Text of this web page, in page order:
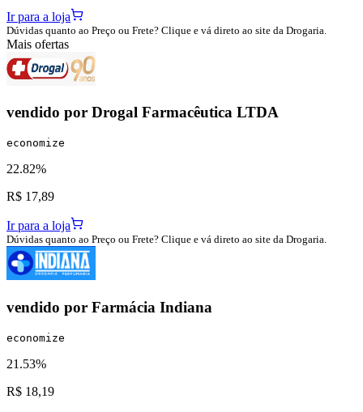
Ir para a loja
Dúvidas quanto ao Preço ou Frete? Clique e vá direto ao site da Drogaria.
Mais ofertas
vendido por Drogal Farmacêutica LTDA
economize
22.82%
R$ 17,89
Ir para a loja
Dúvidas quanto ao Preço ou Frete? Clique e vá direto ao site da Drogaria.
vendido por Farmácia Indiana
economize
21.53%
R$ 18,19